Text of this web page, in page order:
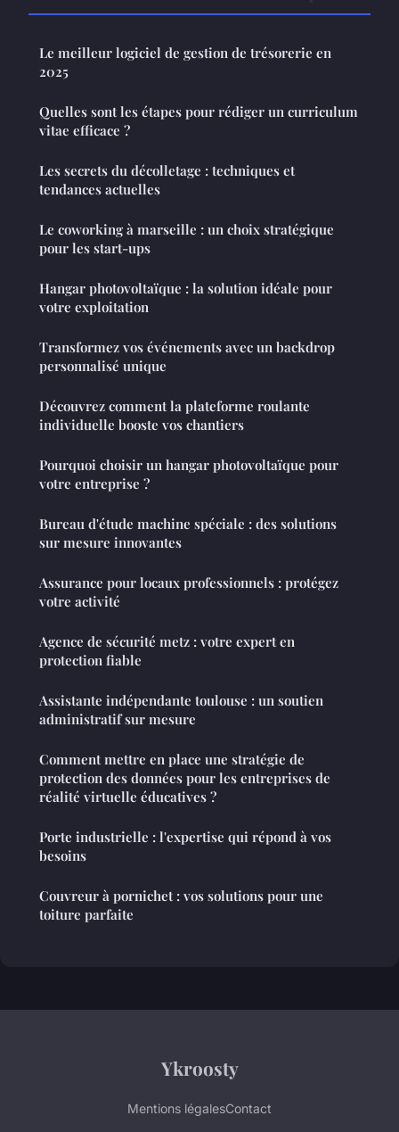
Le meilleur logiciel de gestion de trésorerie en
2025
Quelles sont les étapes pour rédiger un curriculum
vitae efficace ?
Les secrets du décolletage : techniques et
tendances actuelles
Le coworking à marseille : un choix stratégique
pour les start-ups
Hangar photovoltaïque : la solution idéale pour
votre exploitation
Transformez vos événements avec un backdrop
personnalisé unique
Découvrez comment la plateforme roulante
individuelle booste vos chantiers
Pourquoi choisir un hangar photovoltaïque pour
votre entreprise ?
Bureau d'étude machine spéciale : des solutions
sur mesure innovantes
Assurance pour locaux professionnels : protégez
votre activité
Agence de sécurité metz : votre expert en
protection fiable
Assistante indépendante toulouse : un soutien
administratif sur mesure
Comment mettre en place une stratégie de
protection des données pour les entreprises de
réalité virtuelle éducatives ?
Porte industrielle : l'expertise qui répond à vos
besoins
Couvreur à pornichet : vos solutions pour une
toiture parfaite
Ykroosty
Mentions légalesContact